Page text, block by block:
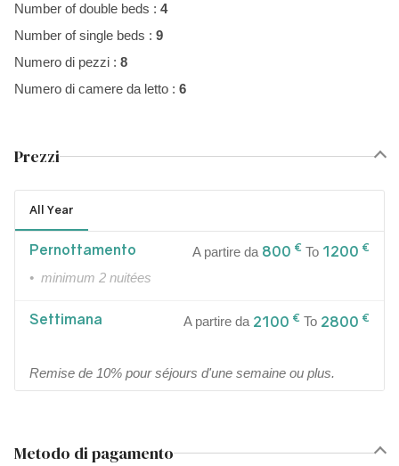
Number of double beds : 4
Number of single beds : 9
Numero di pezzi : 8
Numero di camere da letto : 6
Prezzi
All Year
Pernottamento A partire da 800 € To 1200 €
• minimum 2 nuitées
Settimana A partire da 2100 € To 2800 €
Remise de 10% pour séjours d'une semaine ou plus.
Metodo di pagamento